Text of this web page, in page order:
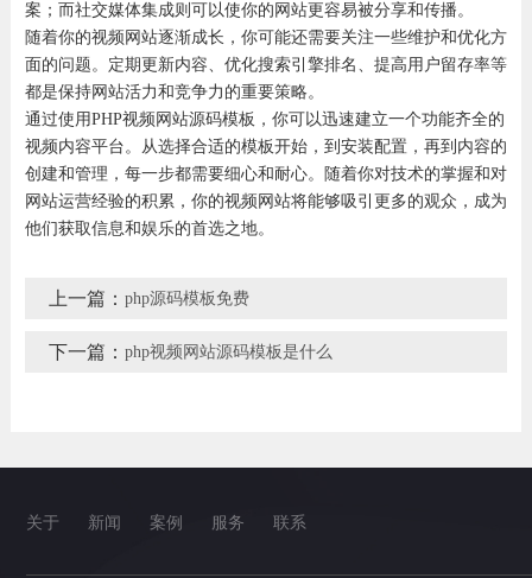
案；而社交媒体集成则可以使你的网站更容易被分享和传播。
随着你的视频网站逐渐成长，你可能还需要关注一些维护和优化方
面的问题。定期更新内容、优化搜索引擎排名、提高用户留存率等
都是保持网站活力和竞争力的重要策略。
通过使用PHP视频网站源码模板，你可以迅速建立一个功能齐全的
视频内容平台。从选择合适的模板开始，到安装配置，再到内容的
创建和管理，每一步都需要细心和耐心。随着你对技术的掌握和对
网站运营经验的积累，你的视频网站将能够吸引更多的观众，成为
他们获取信息和娱乐的首选之地。
上一篇： php源码模板免费
下一篇： php视频网站源码模板是什么
关于 新闻 案例 服务 联系